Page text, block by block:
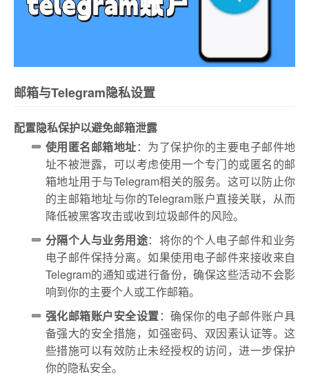
邮箱与Telegram隐私设置
配置隐私保护以避免邮箱泄露
使用匿名邮箱地址：为了保护你的主要电子邮件地
址不被泄露，可以考虑使用一个专门的或匿名的邮
箱地址用于与Telegram相关的服务。这可以防止你
的主邮箱地址与你的Telegram账户直接关联，从而
降低被黑客攻击或收到垃圾邮件的风险。
分隔个人与业务用途：将你的个人电子邮件和业务
电子邮件保持分离。如果使用电子邮件来接收来自
Telegram的通知或进行备份，确保这些活动不会影
响到你的主要个人或工作邮箱。
强化邮箱账户安全设置：确保你的电子邮件账户具
备强大的安全措施，如强密码、双因素认证等。这
些措施可以有效防止未经授权的访问，进一步保护
你的隐私安全。